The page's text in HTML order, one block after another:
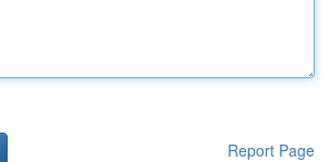
Report Page